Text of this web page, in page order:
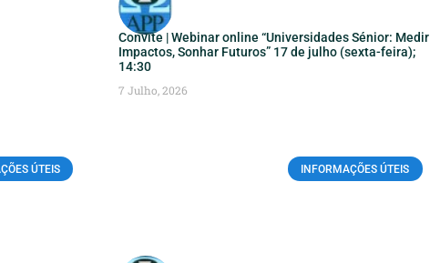
Convite | Webinar online “Universidades Sénior: Medir
Impactos, Sonhar Futuros” 17 de julho (sexta-feira);
14:30
7 Julho, 2026
ÚTEIS INFORMAÇÕES ÚTEIS